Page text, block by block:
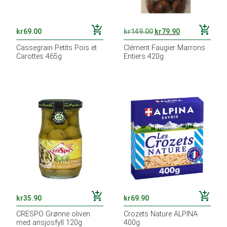
kr69.00 add_shopping_cart
Cassegrain Petits Pois et
Carottes 465g
kr149.00 kr79.90 add_shopping_cart
Clément Faugier Marrons
Entiers 420g
kr35.90 add_shopping_cart
CRESPO Grønne oliven
med ansjosfyll 120g
kr69.90 add_shopping_cart
Crozets Nature ALPINA
400g